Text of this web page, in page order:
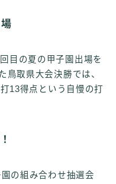
目の夏の甲子園出場を
鳥取県大会決勝では、
13得点という自慢の打
の組み合わせ抽選会